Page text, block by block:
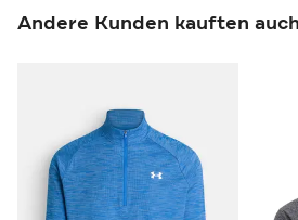
Andere Kunden kauften auch